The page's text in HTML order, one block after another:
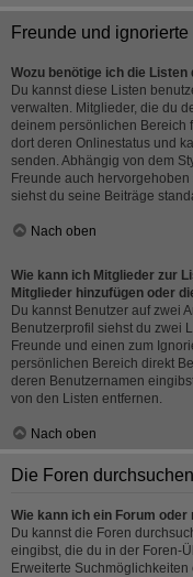
Freunde und
Wozu benötige ich die
Du kannst diese Listen
verwalten. Mitglieder, die du
deinem persönlichen Bereich
dort deren Onlinestatus und
senden. Abhängig von dem
Freunde auch
siehst du seine Beiträge
Nach oben
Wie kann ich Mitglieder zur
Mitglieder hinzufügen oder
Du kannst Benutzer auf zwei
Benutzerprofil siehst du zwei
Freunde und einen zum
persönlichen Bereich direkt
deren Benutzernamen
von den Listen entfernen.
Nach oben
Die Foren durchsuchen
Wie kann ich ein Forum
Du kannst die Foren
eingibst, die du in der Foren-
Erweiterte Suchmöglichkeiten